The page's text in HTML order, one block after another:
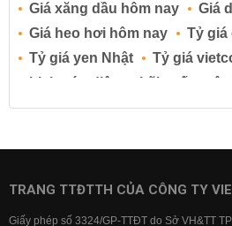
Giá xăng dầu hôm nay
Giá
Giá heo hơi hôm nay
Tỷ giá
Tỷ giá yen Nhật
Tỷ giá
Lịch cúp điện
Lãi suất ngân
Lãi suất tiết kiệm
Lãi suất
Lãi suất ngân hàng BIDV
TRANG TTĐTTH CỦA CÔNG TY
Giấy phép số 3324/GP-TTĐT do Sở VH&TT